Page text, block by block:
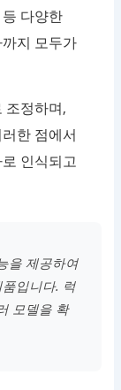
등 다양한
지 모두가
조정하며,
한 점에서
인식되고
을 제공하여
입니다. 럭
모델을 확